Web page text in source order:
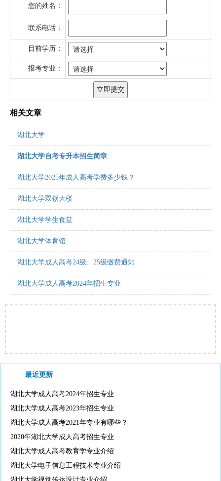
您的姓名：
联系电话：
目前学历：
报考专业：
相关文章
湖北大学
湖北大学自考专升本招生简章
湖北大学2025年成人高考学费多少钱？
湖北大学双创大楼
湖北大学学生食堂
湖北大学体育馆
湖北大学成人高考24级、25级缴费通知
湖北大学成人高考2024年招生专业
最近更新
湖北大学成人高考2024年招生专业
湖北大学成人高考2023年招生专业
湖北大学成人高考2021年专业有哪些？
2020年湖北大学成人高考招生专业
湖北大学成人高考教育学专业介绍
湖北大学电子信息工程技术专业介绍